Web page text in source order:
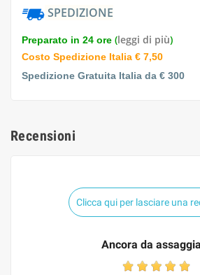
SPEDIZIONE
Preparato in 24 ore (leggi di più)
Costo Spedizione Italia € 7,50
Spedizione Gratuita Italia da € 300
Recensioni
Clicca qui per lasciare una
Ancora da